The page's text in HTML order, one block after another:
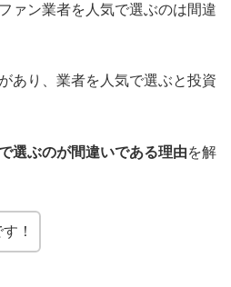
ァン業者を人気で選ぶのは間違
あり、業者を人気で選ぶと投資
選ぶのが間違いである理由を解
！